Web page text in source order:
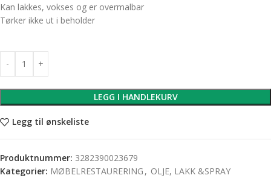
Kan lakkes, vokses og er overmalbar
Tørker ikke ut i beholder
LEGG I HANDLEKURV
Legg til ønskeliste
Produktnummer: 3282390023679
Kategorier: MØBELRESTAURERING , OLJE, LAKK &SPRAY